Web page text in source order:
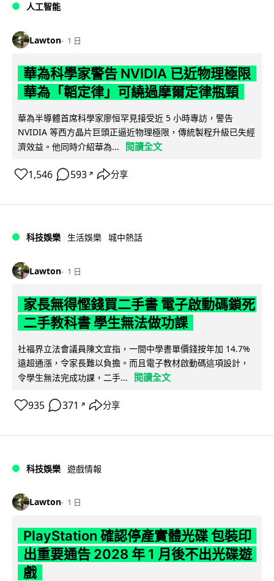
人工智能
Lawton 1 日
華為科學家警告 NVIDIA 已近物理極限
華為「韜定律」可繞過摩爾定律瓶頸
華為半導體首席科學家廖恒罕見接受近 5 小時專訪，警告
NVIDIA 等西方晶片巨頭正逼近物理極限，傳統製程升級已失經
濟效益。他同時介紹華為...
閱讀全文
1,546 593 ↗ 分享
科技娛樂 生活娛樂 城中熱話
Lawton 1 日
家長無得慳錢買二手書 電子啟動碼鎖死
二手教科書 學生無法做功課
社福界立法會議員陳文宜指，一間中學書單價錢按年加 14.7%
遠超通漲，令家長難以負擔。而且電子教材啟動碼這項設計，
令學生無法完成功課，二手...
閱讀全文
935 371 ↗ 分享
科技娛樂 遊戲情報
Lawton 1 日
PlayStation 確認停產實體光碟 包裝印
出重要通告 2028 年 1 月後不出光碟遊
戲